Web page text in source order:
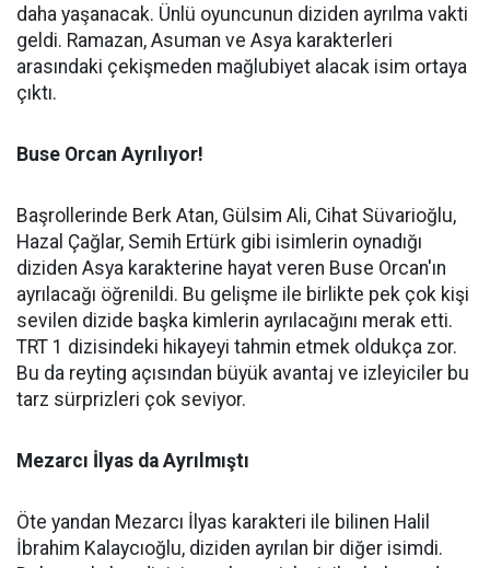
daha yaşanacak. Ünlü oyuncunun diziden ayrılma vakti
geldi. Ramazan, Asuman ve Asya karakterleri
arasındaki çekişmeden mağlubiyet alacak isim ortaya
çıktı.
Buse Orcan Ayrılıyor!
Başrollerinde Berk Atan, Gülsim Ali, Cihat Süvarioğlu,
Hazal Çağlar, Semih Ertürk gibi isimlerin oynadığı
diziden Asya karakterine hayat veren Buse Orcan'ın
ayrılacağı öğrenildi. Bu gelişme ile birlikte pek çok kişi
sevilen dizide başka kimlerin ayrılacağını merak etti.
TRT 1 dizisindeki hikayeyi tahmin etmek oldukça zor.
Bu da reyting açısından büyük avantaj ve izleyiciler bu
tarz sürprizleri çok seviyor.
Mezarcı İlyas da Ayrılmıştı
Öte yandan Mezarcı İlyas karakteri ile bilinen Halil
İbrahim Kalaycıoğlu, diziden ayrılan bir diğer isimdi.